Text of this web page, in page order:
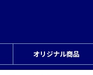
オリジナル商品